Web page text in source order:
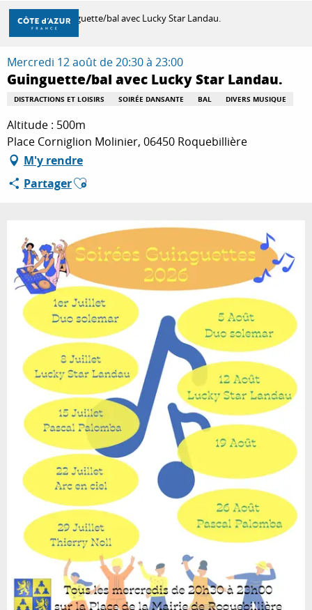
Aller
contenu
principal
DÉCOUVRIR
À FAIRE
SÉJOURNER
Accueil Guinguette/bal avec Lucky Star Landau.
Mercredi 12 août de 20:30 à 23:00
Guinguette/bal avec Lucky Star Landau.
DISTRACTIONS ET LOISIRS SOIRÉE DANSANTE BAL DIVERS MUSIQUE
Altitude : 500m
Place Corniglion Molinier, 06450 Roquebillière
M'y rendre
PartagerAjouter aux favoris